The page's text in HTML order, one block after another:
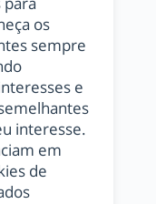
os
sempre
e
interesse.
em
de